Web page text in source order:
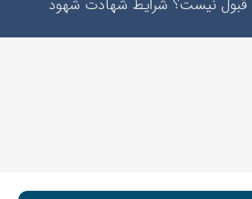
نیست؟ شرایط شهادت شهود